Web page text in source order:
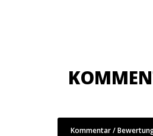
Kommentar /